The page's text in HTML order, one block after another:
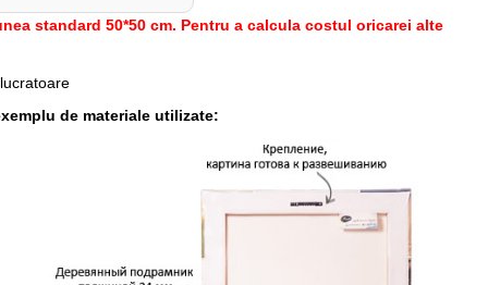
standard 50*50 cm. Pentru a calcula costul oricarei alte
de materiale utilizate: